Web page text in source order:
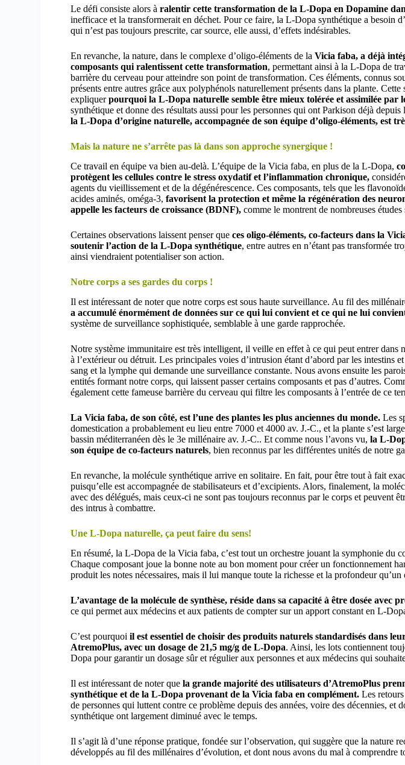
Le défi consiste alors àralentir cette transformation de la L-Dopa en Dopamine
inefficace et la transformerait en déchet. Pour ce faire, la L-Dopa synthétique a besoin
qui n’est pas toujours prescrite, car source, elle aussi, d’effets indésirables.
En revanche, la nature, dans le complexe d’oligo-éléments de laVicia faba, a déjà
composants qui ralentissent cette transformation, permettant ainsi à la L-Dopa de
barrière du cerveau pour atteindre son point de transformation. Ces éléments, connus
présents entre autres grâce aux polyphénols naturellement présents dans la plante.
expliquerpourquoi la L-Dopa naturelle semble être mieux tolérée et assimilée par
synthétique et donne des résultats aussi pour les personnes qui ont Parkison déjà
la L-Dopa d’origine naturelle, accompagnée de son équipe d’oligo-éléments, est
Mais la nature ne s’arrête pas là dans son approche synergique !
Ce travail en équipe va bien au-delà. L’équipe de la Vicia faba, en plus de la L-Dopa,
protègent les cellules contre le stress oxydatif et l’inflammation chronique,
agents du vieillissement et de la dégénérescence. Ces composants, tels que les
acides aminés, oméga-3,favorisent la protection et même la régénération des
appelle les facteurs de croissance (BDNF), comme le montrent de nombreuses
Certaines observations laissent penser queces oligo-éléments, co-facteurs dans la
soutenir l’action de la L-Dopa synthétique, entre autres en n’étant pas transformée
ainsi viendraient potentialiser son action.
Notre corps a ses gardes du corps !
Il est intéressant de noter que notre corps est sous haute surveillance. Au fil des
a accumulé énormément de données sur ce qui lui convient et ce qui ne lui
système de surveillance sophistiquée, semblable à une garde rapprochée.
Notre système immunitaire est très intelligent, il veille en effet à ce qui peut entrer dans
à l’extérieur ou détruit. Les principales voies d’intrusion étant d’abord par les intestins
sang et la lymphe qui demande une surveillance constante. Nous avons ensuite les
entités formant notre corps, qui laissent passer certains composants et pas d’autres.
également cette fameuse barrière du cerveau qui filtre les composants à l’entrée de ce
La Vicia faba, de son côté, est l’une des plantes les plus anciennes du monde. Les
domestication a probablement eu lieu entre 7000 et 4000 av. J.-C., et la plante s’est
bassin méditerranéen dès le 3e millénaire av. J.-C.. Et comme nous l’avons vu,la L-
son équipe de co-facteurs naturels, bien reconnus par les différentes unités de notre
En revanche, la molécule synthétique arrive en solitaire. En fait, pour être tout à fait
puisqu’elle est accompagnée de stabilisateurs et d’excipients. Alors, finalement, la
avec des délégués, mais ceux-ci ne sont pas toujours reconnus par le corps et peuvent
des intrus à combattre.
Une L-Dopa naturelle, ça peut faire du sens!
En résumé, la L-Dopa de la Vicia faba, c’est tout un orchestre jouant la symphonie du
Chaque composant joue la bonne note au bon moment pour créer un fonctionnement
produit les notes nécessaires, mais il lui manque toute la richesse et la profondeur
L’avantage de la molécule de synthèse, réside dans sa capacité à être dosée avec
ce qui permet aux médecins et aux patients de compter sur un apport constant en L-
C’est pourquoiil est essentiel de choisir des produits naturels standardisés dans
AtremoPlus, avec un dosage de 21,5 mg/g de L-Dopa. Ainsi, les lots contiennent
Dopa pour garantir un dosage sûr et régulier aux personnes et aux médecins qui
Il est intéressant de noter quela grande majorité des utilisateurs d’AtremoPlus
synthétique et de la L-Dopa provenant de la Vicia faba en complément. Les
de personnes qui luttent contre ce problème depuis des années, voire des décennies, et
synthétique ont largement diminué avec le temps.
Il s’agit là d’une réponse pratique, fondée sur l’observation, qui suggère que la nature
développés au fil des millénaires d’évolution, et dont nous avons du mal à comprendre